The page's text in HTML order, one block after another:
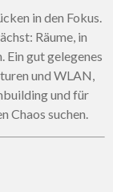
in den Fokus.
Räume, in
Ein gut gelegenes
und WLAN,
und für
Chaos suchen.